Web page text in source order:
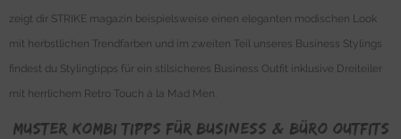
zeigt dir STRIKE magazin beispielsweise einen eleganten modischen Look
mit herbstlichen Trendfarben und im zweiten Teil unseres Business Stylings
findest du Stylingtipps für ein stilsicheres Business Outfit inklusive Dreiteiler
mit herrlichem Retro Touch á la Mad Men.
Muster Kombi Tipps für Business & BÜro Outfits